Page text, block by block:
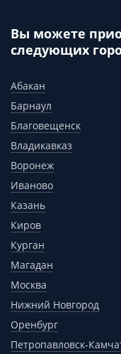
Вы можете
следующих
Абакан
Барнаул
Благовещенск
Владикавказ
Воронеж
Иваново
Казань
Киров
Курган
Магадан
Москва
Нижний Новгород
Оренбург
Петропавловск-